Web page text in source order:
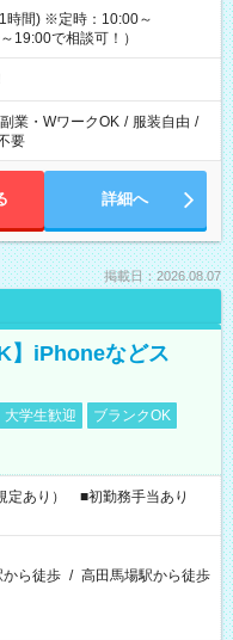
間) ※定時：10:00～
19:00で相談可！）
副業・WワークOK / 服装自由 /
要
詳細へ
掲載日：2026.08.07
】iPhoneなどス
大学生歓迎
ブランクOK
定あり） ■初勤務手当あり
から徒歩 / 高田馬場駅から徒歩